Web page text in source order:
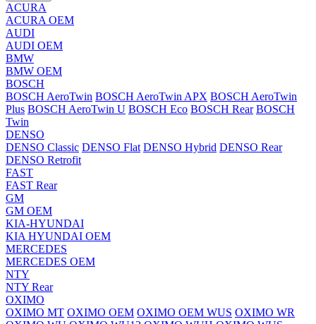
ACURA
ACURA OEM
AUDI
AUDI OEM
BMW
BMW OEM
BOSCH
BOSCH AeroTwin BOSCH AeroTwin APX BOSCH AeroTwin
Plus BOSCH AeroTwin U BOSCH Eco BOSCH Rear BOSCH
Twin
DENSO
DENSO Classic DENSO Flat DENSO Hybrid DENSO Rear
DENSO Retrofit
FAST
FAST Rear
GM
GM OEM
KIA-HYUNDAI
KIA HYUNDAI OEM
MERCEDES
MERCEDES OEM
NTY
NTY Rear
OXIMO
OXIMO MT OXIMO OEM OXIMO OEM WUS OXIMO WR